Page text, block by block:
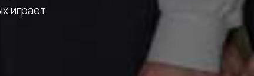
играет